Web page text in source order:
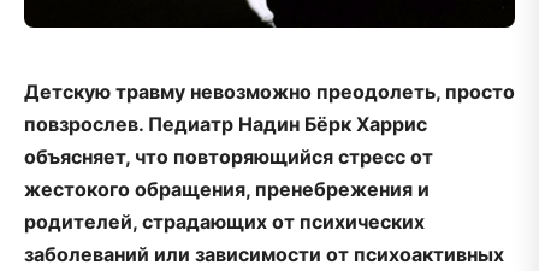
Детскую травму невозможно преодолеть, просто
повзрослев. Педиатр Надин Бёрк Харрис
объясняет, что повторяющийся стресс от
жестокого обращения, пренебрежения и
родителей, страдающих от психических
заболеваний или зависимости от психоактивных